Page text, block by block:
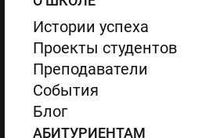
Истории успеха
Проекты студентов
Преподаватели
События
Блог
АБИТУРИЕНТАМ